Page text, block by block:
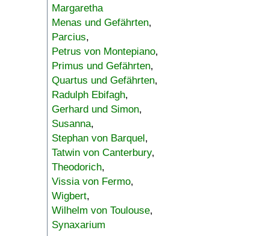
Margaretha
Menas und Gefährten,
Parcius,
Petrus von Montepiano,
Primus und Gefährten,
Quartus und Gefährten,
Radulph Ebifagh,
Gerhard und Simon,
Susanna,
Stephan von Barquel,
Tatwin von Canterbury,
Theodorich,
Vissia von Fermo,
Wigbert,
Wilhelm von Toulouse,
Synaxarium